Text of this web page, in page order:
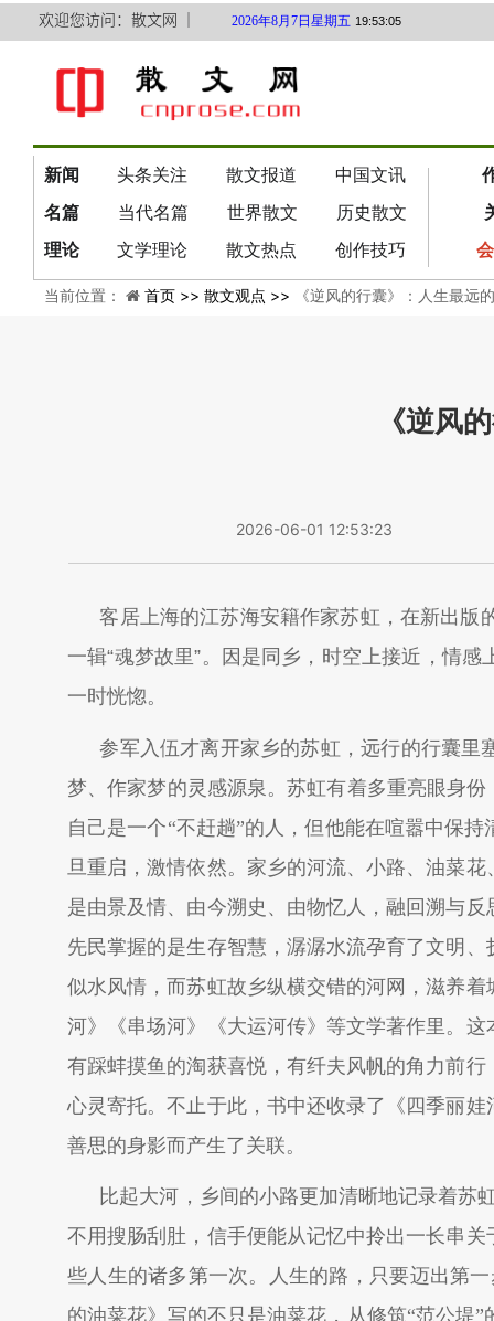
欢迎您访问：散文网 ｜
新闻 头条关注 散文报道 中国文讯
名篇
当代名篇 世界散文 历史散文
理论
文学理论 散文热点 创作技巧
2026年8月7日星期五 19:53:05
当前位置： 首页 >> 散文观点 >> 《逆风的行囊》：人生最远
《逆风
2026-06-01 12:53:23
客居上海的江苏海安籍作家苏虹，在新出版
一辑“魂梦故里”。因是同乡，时空上接近，情
一时恍惚。
参军入伍才离开家乡的苏虹，远行的行囊里
梦、作家梦的灵感源泉。苏虹有着多重亮眼身
自己是一个“不赶趟”的人，但他能在喧嚣中保
旦重启，激情依然。家乡的河流、小路、油菜
是由景及情、由今溯史、由物忆人，融回溯与
先民掌握的是生存智慧，潺潺水流孕育了文明
似水风情，而苏虹故乡纵横交错的河网，滋养
河》《串场河》《大运河传》等文学著作里。
有踩蚌摸鱼的淘获喜悦，有纤夫风帆的角力前
心灵寄托。不止于此，书中还收录了《四季丽
善思的身影而产生了关联。
比起大河，乡间的小路更加清晰地记录着苏
不用搜肠刮肚，信手便能从记忆中拎出一长串
些人生的诸多第一次。人生的路，只要迈出第
的油菜花》写的不只是油菜花，从修筑“范公堤